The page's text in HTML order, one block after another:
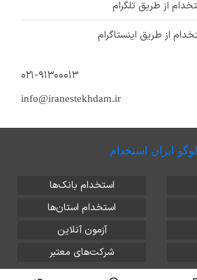
از طریق تلگرام
از طریق اینستاگرام
۰۲۱-۹۱۳۰۰۰۱۳
info@iranestekhdam.ir
استخدام بانک‌ها
استخدام استان‌ها
آزمون آنلاین
شرکت‌های معتبر
این سایت برای آلتین سیستم محفوظ است و هر